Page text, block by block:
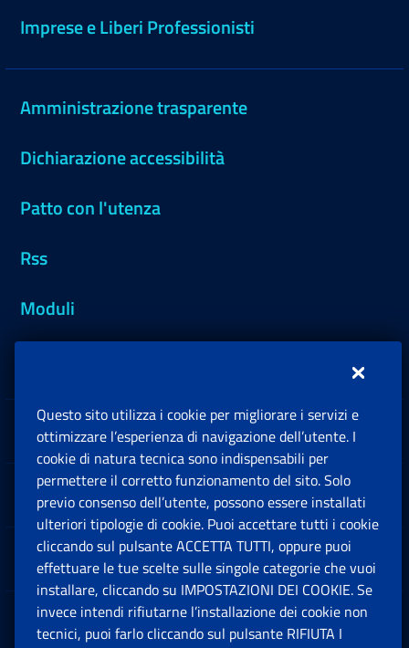
Imprese e Liberi Professionisti
Amministrazione trasparente
Dichiarazione accessibilità
Patto con l'utenza
Rss
Moduli
Sedi e Contatti
Software
Note Legali
App mobile
Questo sito utilizza i cookie per migliorare i servizi e
ottimizzare l’esperienza di navigazione dell’utente. I
cookie di natura tecnica sono indispensabili per
permettere il corretto funzionamento del sito. Solo
previo consenso dell’utente, possono essere installati
ulteriori tipologie di cookie. Puoi accettare tutti i cookie
cliccando sul pulsante ACCETTA TUTTI, oppure puoi
effettuare le tue scelte sulle singole categorie che vuoi
installare, cliccando su IMPOSTAZIONI DEI COOKIE. Se
invece intendi rifiutarne l’installazione dei cookie non
tecnici, puoi farlo cliccando sul pulsante RIFIUTA I